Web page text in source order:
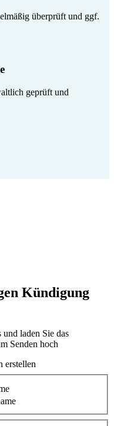
überprüft und ggf.
geprüft und
Kündigung
laden Sie das
Senden hoch
erstellen